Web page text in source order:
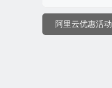
阿里云优惠活动